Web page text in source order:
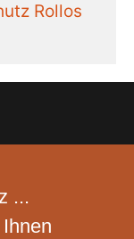
Rollos
...